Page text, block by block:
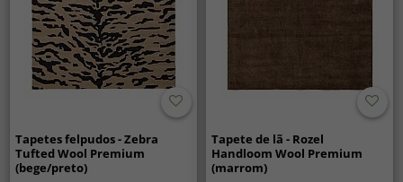
Tapetes felpudos - Zebra
Tufted Wool Premium
(bege/preto)
Tapete de lã - Rozel
Handloom Wool Premium
(marrom)